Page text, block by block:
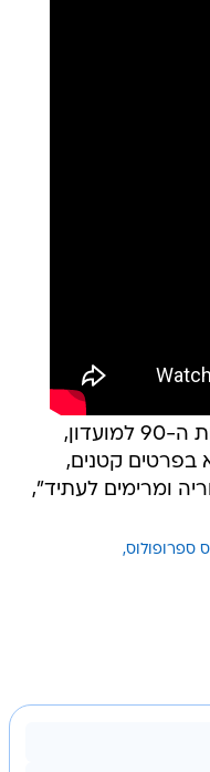
"הסט החדש מושק לכבוד חגיגות ה-90 למועדון,
בפרטים קטנים,
ומרימים לעתיד",
ספרופולוס